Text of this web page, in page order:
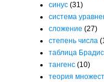
синус (31)
система
сложение (27)
степень числа
таблица
тангенс (10)
теория